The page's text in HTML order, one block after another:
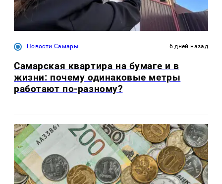
Новости Самары 6 дней назад
Самарская квартира на бумаге и в
жизни: почему одинаковые метры
работают по-разному?